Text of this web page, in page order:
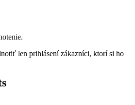
len prihlásení zákazníci, ktorí si ho